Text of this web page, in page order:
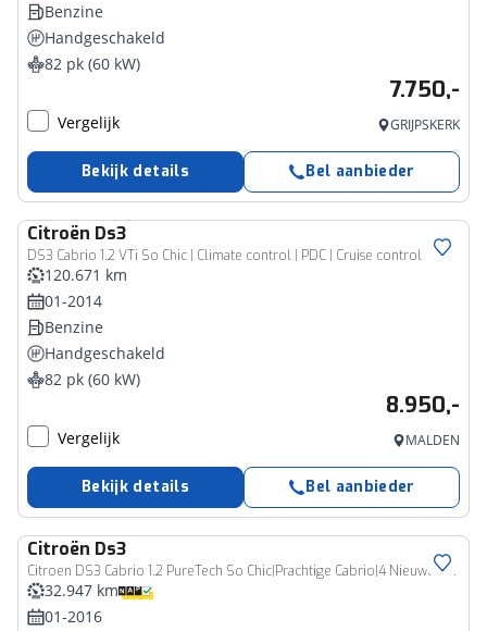
Benzine
Handgeschakeld
82 pk (60 kW)
7.750,-
Vergelijk GRIJPSKERK
Bekijk details Bel aanbieder
Citroën Ds3
DS3 Cabrio 1.2 VTi So Chic | Climate control | PDC | Cruise control
120.671 km
01-2014
Benzine
Handgeschakeld
82 pk (60 kW)
8.950,-
Vergelijk MALDEN
Bekijk details Bel aanbieder
Citroën Ds3
Citroen DS3 Cabrio 1.2 PureTech So Chic|Prachtige Cabrio|4 Nieuwe ALL-Seasons en SUPER weinig km s
32.947 km
01-2016